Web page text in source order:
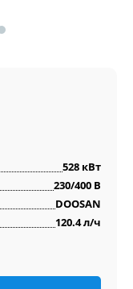
528 кВт
230/400 В
DOOSAN
120.4 л/ч